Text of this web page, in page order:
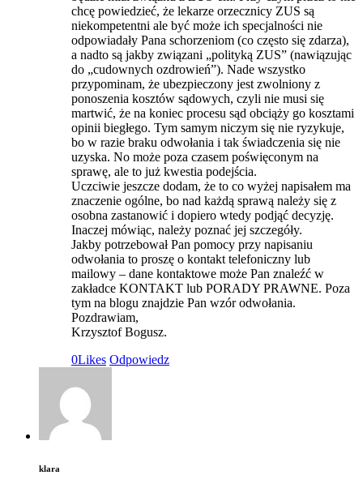
chcę powiedzieć, że lekarze orzecznicy ZUS są
niekompetentni ale być może ich specjalności nie
odpowiadały Pana schorzeniom (co często się zdarza),
a nadto są jakby związani „polityką ZUS” (nawiązując
do „cudownych ozdrowień”). Nade wszystko
przypominam, że ubezpieczony jest zwolniony z
ponoszenia kosztów sądowych, czyli nie musi się
martwić, że na koniec procesu sąd obciąży go kosztami
opinii biegłego. Tym samym niczym się nie ryzykuje,
bo w razie braku odwołania i tak świadczenia się nie
uzyska. No może poza czasem poświęconym na
sprawę, ale to już kwestia podejścia.
Uczciwie jeszcze dodam, że to co wyżej napisałem ma
znaczenie ogólne, bo nad każdą sprawą należy się z
osobna zastanowić i dopiero wtedy podjąć decyzję.
Inaczej mówiąc, należy poznać jej szczegóły.
Jakby potrzebował Pan pomocy przy napisaniu
odwołania to proszę o kontakt telefoniczny lub
mailowy – dane kontaktowe może Pan znaleźć w
zakładce KONTAKT lub PORADY PRAWNE. Poza
tym na blogu znajdzie Pan wzór odwołania.
Pozdrawiam,
Krzysztof Bogusz.
0Likes Odpowiedz
klara